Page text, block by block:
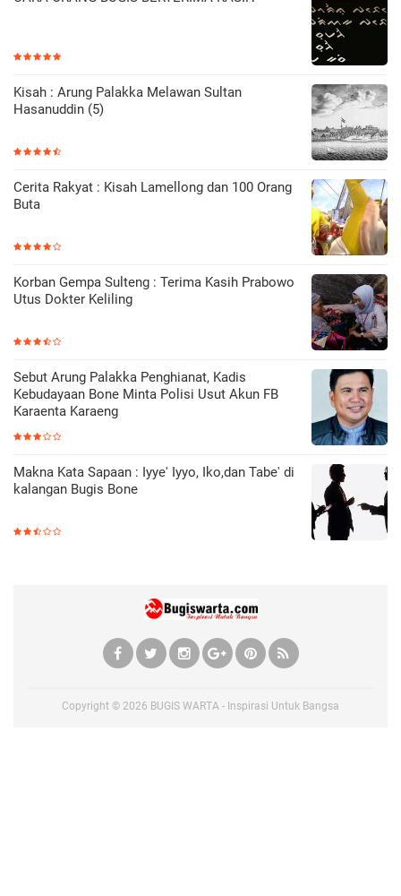
Kisah : Arung Palakka Melawan Sultan
Hasanuddin (5)
Cerita Rakyat : Kisah Lamellong dan 100 Orang
Buta
Korban Gempa Sulteng : Terima Kasih Prabowo
Utus Dokter Keliling
Sebut Arung Palakka Penghianat, Kadis
Kebudayaan Bone Minta Polisi Usut Akun FB
Karaenta Karaeng
Makna Kata Sapaan : Iyye' Iyyo, Iko,dan Tabe' di
kalangan Bugis Bone
Copyright © 2026 BUGIS WARTA - Inspirasi Untuk Bangsa